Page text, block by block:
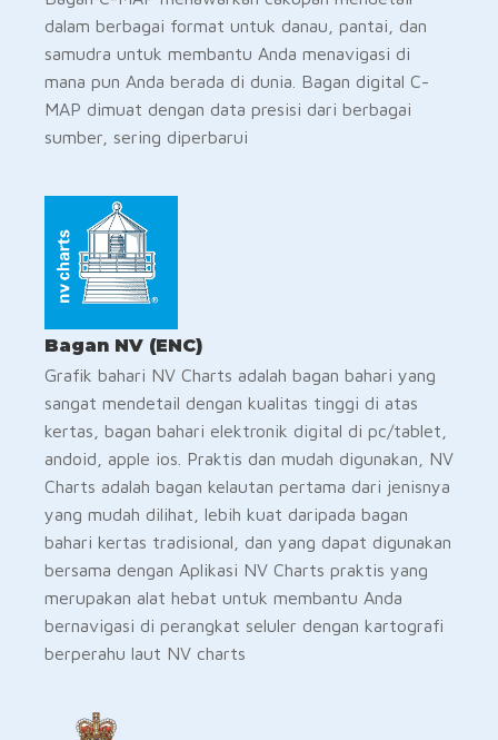
dalam berbagai format untuk danau, pantai, dan
samudra untuk membantu Anda menavigasi di
mana pun Anda berada di dunia. Bagan digital C-
MAP dimuat dengan data presisi dari berbagai
sumber, sering diperbarui
Bagan NV (ENC)
Grafik bahari NV Charts adalah bagan bahari yang
sangat mendetail dengan kualitas tinggi di atas
kertas, bagan bahari elektronik digital di pc/tablet,
andoid, apple ios. Praktis dan mudah digunakan, NV
Charts adalah bagan kelautan pertama dari jenisnya
yang mudah dilihat, lebih kuat daripada bagan
bahari kertas tradisional, dan yang dapat digunakan
bersama dengan Aplikasi NV Charts praktis yang
merupakan alat hebat untuk membantu Anda
bernavigasi di perangkat seluler dengan kartografi
berperahu laut NV charts